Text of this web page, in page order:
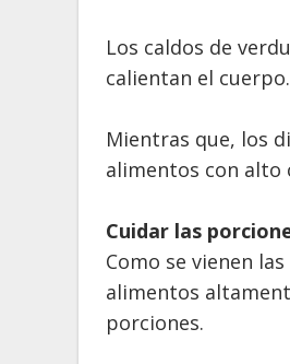
Los caldos de
calientan el cuerpo.
Mientras que, los
alimentos con alto
Cuidar las
Como se vienen
alimentos
porciones.